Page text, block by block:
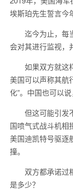
埃斯珀先生誓言今
迄今为止，每
会对其进行监视，
如果双方就这
美国可以声称其航
化”。中国也可以
但这可能引发
国喷气式战斗机相
美国迪凯特号驱逐
撞。
双方都承诺过
是多少？